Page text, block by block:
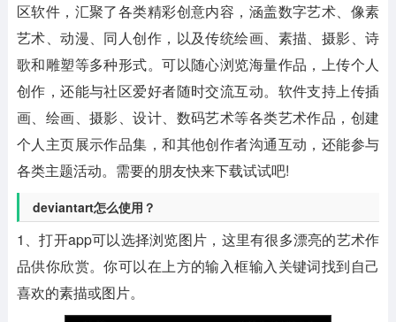
区软件，汇聚了各类精彩创意内容，涵盖数字艺术、像素
艺术、动漫、同人创作，以及传统绘画、素描、摄影、诗
歌和雕塑等多种形式。可以随心浏览海量作品，上传个人
创作，还能与社区爱好者随时交流互动。软件支持上传插
画、绘画、摄影、设计、数码艺术等各类艺术作品，创建
个人主页展示作品集，和其他创作者沟通互动，还能参与
各类主题活动。需要的朋友快来下载试试吧!
deviantart怎么使用？
1、打开app可以选择浏览图片，这里有很多漂亮的艺术作
品供你欣赏。你可以在上方的输入框输入关键词找到自己
喜欢的素描或图片。